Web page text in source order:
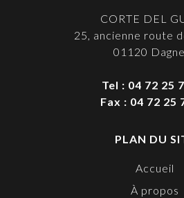
CORTE DEL
25, ancienne route
01120
Tel : 04 72 25
Fax : 04 72 25
PLAN DU
Accueil
À propos